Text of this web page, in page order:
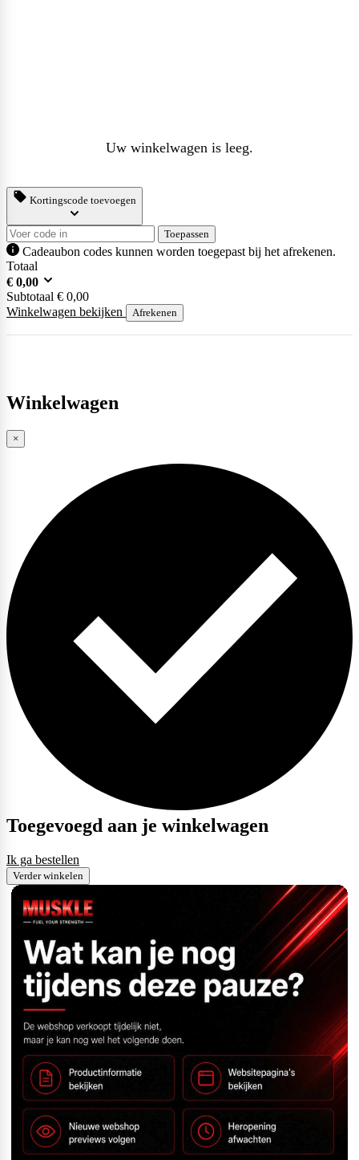
Uw winkelwagen is leeg.
Kortingscode toevoegen
Toepassen
Cadeaubon codes kunnen worden toegepast bij het afrekenen.
Totaal
€ 0,00
Subtotaal € 0,00
Winkelwagen bekijken
Afrekenen
Winkelwagen
×
Toegevoegd aan je winkelwagen
Ik ga bestellen
Verder winkelen